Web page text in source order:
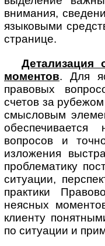
внимания,
языковыми
странице.
моментов. Для
правовых
счетов за
смысловым
обеспечивается
вопросов и
изложения
проблематику
ситуации,
практики
неясных
клиенту
по ситуации и